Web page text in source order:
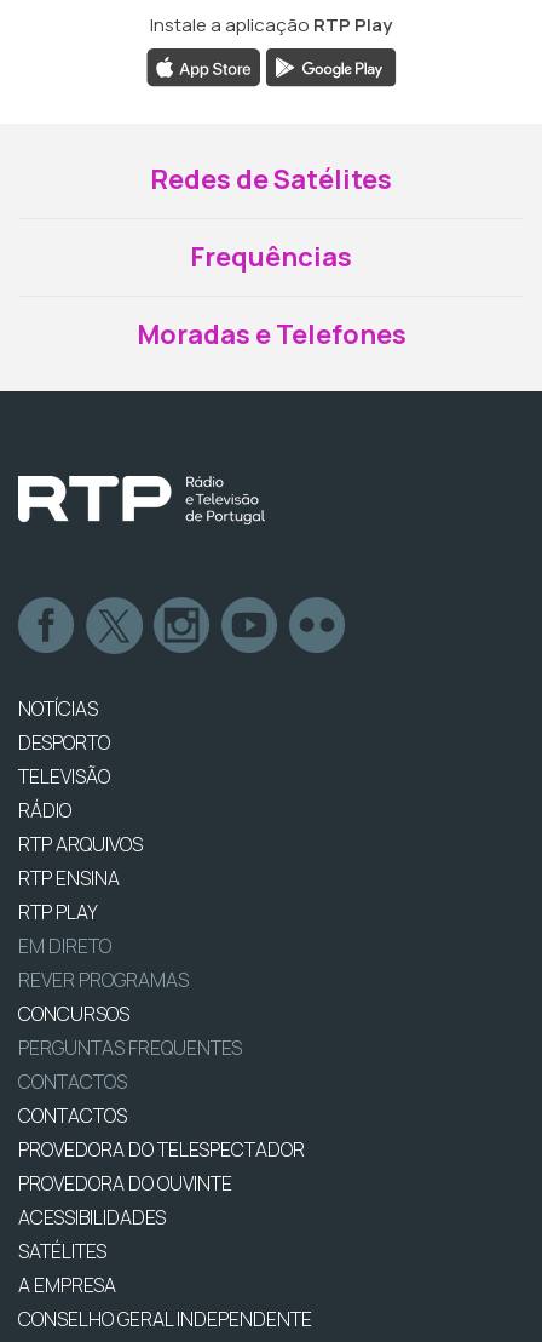
Instale a aplicação RTP Play
Redes de Satélites
Frequências
Moradas e Telefones
NOTÍCIAS
DESPORTO
TELEVISÃO
RÁDIO
RTP ARQUIVOS
RTP ENSINA
RTP PLAY
EM DIRETO
REVER PROGRAMAS
CONCURSOS
PERGUNTAS FREQUENTES
CONTACTOS
CONTACTOS
PROVEDORA DO TELESPECTADOR
PROVEDORA DO OUVINTE
ACESSIBILIDADES
SATÉLITES
A EMPRESA
CONSELHO GERAL INDEPENDENTE